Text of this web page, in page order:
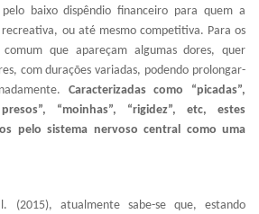
baixo dispêndio financeiro para quem a
ou até mesmo competitiva. Para os
que apareçam algumas dores, quer
com durações variadas, podendo prolongar-
Caracterizadas como “picadas”,
“moinhas”, “rigidez”, etc, estes
pelo sistema nervoso central como uma
(2015), atualmente sabe-se que, estando